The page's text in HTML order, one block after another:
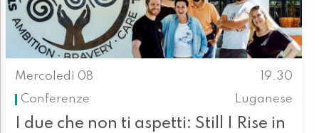
Mercoledì 08
19.30
Conferenze
Luganese
I due che non ti aspetti: Still I Rise in